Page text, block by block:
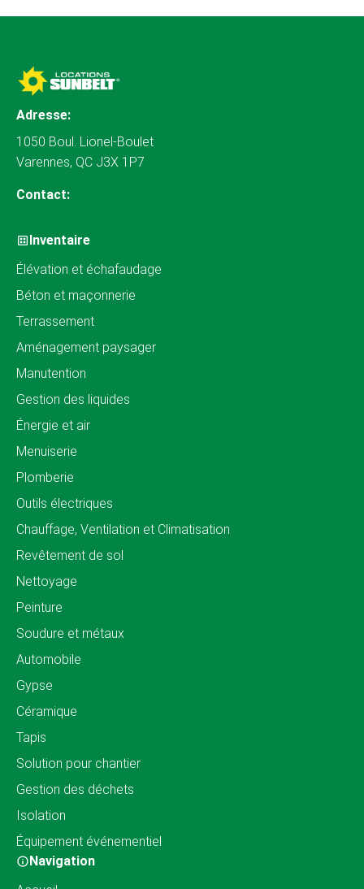
Adresse:
1050 Boul. Lionel-Boulet
Varennes, QC J3X 1P7
Contact:
Inventaire
Élévation et échafaudage
Béton et maçonnerie
Terrassement
Aménagement paysager
Manutention
Gestion des liquides
Énergie et air
Menuiserie
Plomberie
Outils électriques
Chauffage, Ventilation et Climatisation
Revêtement de sol
Nettoyage
Peinture
Soudure et métaux
Automobile
Gypse
Céramique
Tapis
Solution pour chantier
Gestion des déchets
Isolation
Équipement événementiel
Navigation